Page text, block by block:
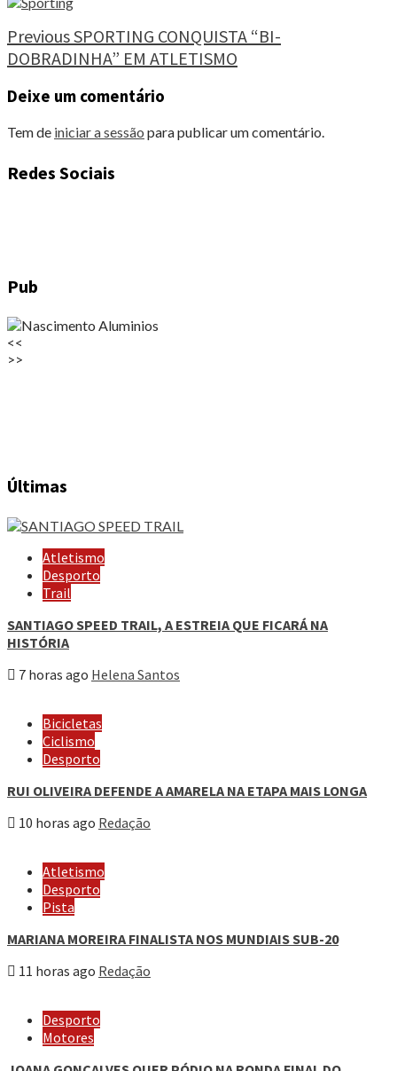
Continue
Reading
PreviousSPORTING CONQUISTA “BI-
DOBRADINHA” EM ATLETISMO
Deixe um comentário
Tem de iniciar a sessão para publicar um comentário.
Redes Sociais
Pub
<<
>>
Últimas
Atletismo
Desporto
Trail
SANTIAGO SPEED TRAIL, A ESTREIA QUE FICARÁ NA
HISTÓRIA
7 horas ago Helena Santos
Bicicletas
Ciclismo
Desporto
RUI OLIVEIRA DEFENDE A AMARELA NA ETAPA MAIS LONGA
10 horas ago Redação
Atletismo
Desporto
Pista
MARIANA MOREIRA FINALISTA NOS MUNDIAIS SUB-20
11 horas ago Redação
Desporto
Motores